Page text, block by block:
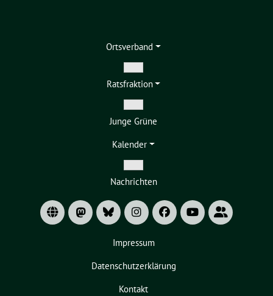
Ortsverband
Zeige
Untermenü
Ratsfraktion
Zeige
Untermenü
Junge Grüne
Kalender
Zeige
Untermenü
Nachrichten
Impressum
Datenschutzerklärung
Kontakt